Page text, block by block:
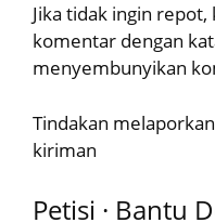
Jika tidak ingin
komentar dengan
menyembunyikan
Tindakan
kiriman
Petisi · Bantu